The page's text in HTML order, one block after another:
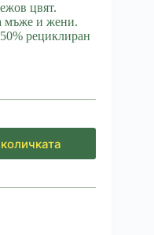
цвят.
мъже и жени.
рециклиран